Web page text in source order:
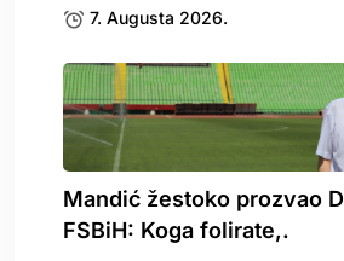
7. Augusta 2026.
Mandić žestoko prozvao
FSBiH: Koga folirate,.